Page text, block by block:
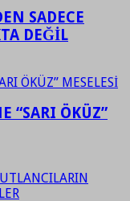
SADECE
DEĞİL
“SARI ÖKÜZ”